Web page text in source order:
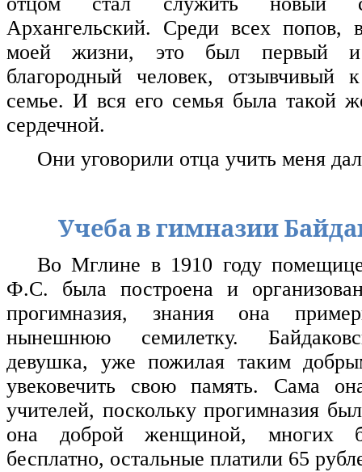
Архангельский. Среди всех попов,
моей жизни, это был первый и
благородный человек, отзывчивый
семье. И вся его семья была такой
сердечной.
Они уговорили отца учить меня
Учеба в гимназии
Во Мглине в 1910 году
Ф.С. была построена и
прогимназия, знания она
нынешнюю семилетку.
девушка, уже пожилая таким
увековечить свою память. Сама
учителей, поскольку прогимназия
она доброй женщиной, многих
бесплатно, остальные платили 65